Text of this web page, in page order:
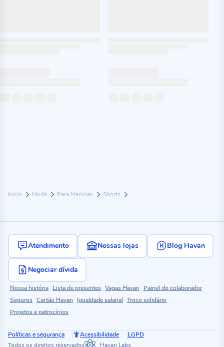
Início Moda Para Meninas Shorts
Atendimento Nossas lojas Blog Havan
Negociar dívida
Nossa história Lista de presentes Vagas Havan
Painel do colaborador
Seguros Cartão Havan Igualdade salarial Troco solidário
Projetos e patrocínios
Políticas e segurança Acessibilidade
LGPD
Todos os direitos reservados
Havan Labs